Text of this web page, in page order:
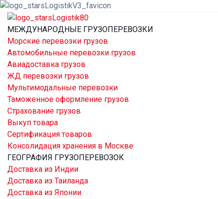
МЕЖДУНАРОДНЫЕ ГРУЗОПЕРЕВОЗКИ
Морские перевозки грузов
Автомобильные перевозки грузов
Авиадоставка грузов
ЖД перевозки грузов
Мультимодальные перевозки
Таможенное оформление грузов
Страхование грузов
Выкуп товара
Сертификация товаров
Консолидация хранения в Москве
ГЕОГРАФИЯ ГРУЗОПЕРЕВОЗОК
Доставка из Индии
Доставка из Таиланда
Доставка из Японии